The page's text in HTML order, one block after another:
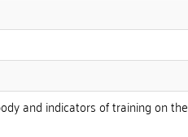
and indicators of training on the